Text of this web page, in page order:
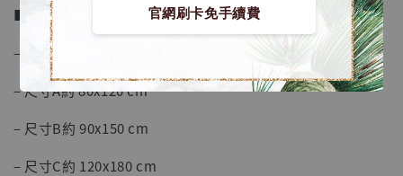
官網刷卡免手續費
加購優惠【讓子彈飛 鵝城縣長 張麻子 [BK01]】
■ 地毯商品介紹：
– 水晶絨材質
– 尺寸A約 80x120 cm
– 尺寸B約 90x150 cm
– 尺寸C約 120x180 cm